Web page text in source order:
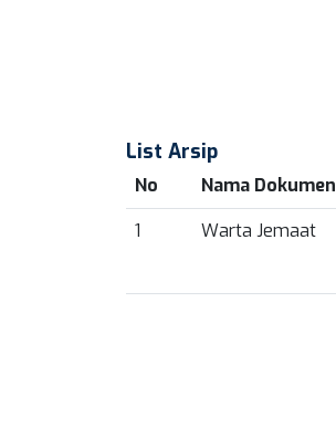
List Arsip
No Nama Dokumen
1
Warta Jemaat